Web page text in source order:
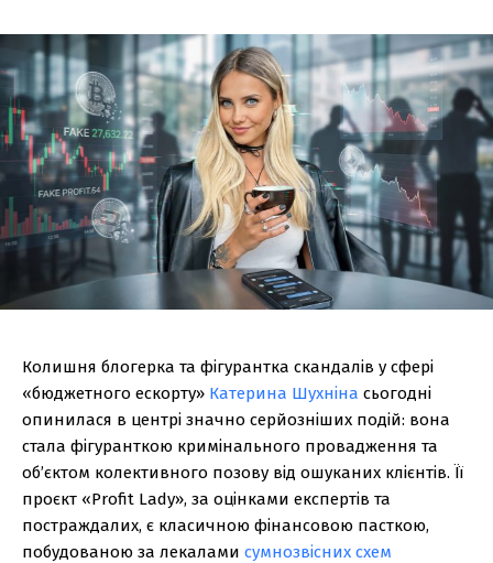
Колишня блогерка та фігурантка скандалів у сфері
«бюджетного ескорту» Катерина Шухніна сьогодні
опинилася в центрі значно серйозніших подій: вона
стала фігуранткою кримінального провадження та
об’єктом колективного позову від ошуканих клієнтів. Її
проєкт «Profit Lady», за оцінками експертів та
постраждалих, є класичною фінансовою пасткою,
побудованою за лекалами сумнозвісних схем